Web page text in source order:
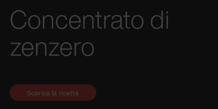
Concentrato di
zenzero
Scarica la ricetta